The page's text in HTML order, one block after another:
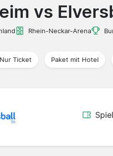
vs
Rhein-Neckar-Arena
Nur Ticket Paket mit Hotel